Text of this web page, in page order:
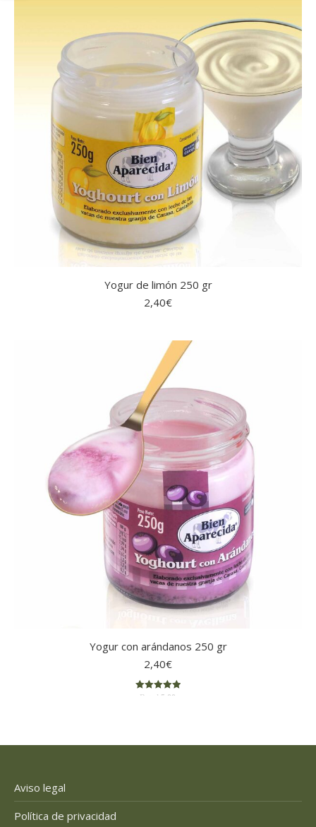
Yogur de limón 250 gr
2,40€
Yogur con arándanos 250 gr
2,40€
Rated 5.00
Aviso legal
Política de privacidad